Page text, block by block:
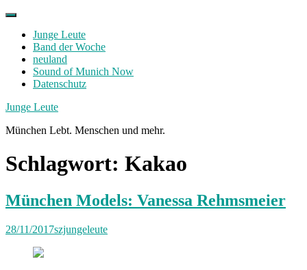
Skip
contentJunge Leute
Band der Woche
neuland
Sound of Munich Now
Datenschutz
Facebook
Twitter
Instagram
Junge Leute
München Lebt. Menschen und mehr.
Schlagwort: Kakao
München Models: Vanessa Rehmsmeier
28/11/2017szjungeleute